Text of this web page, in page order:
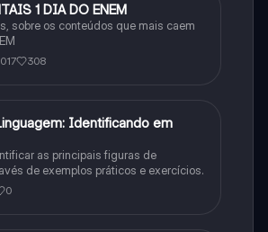
1 DIA DO ENEM
sobre os conteúdos que mais caem
308
Identificando em
as principais figuras de
de exemplos práticos e exercícios.
0